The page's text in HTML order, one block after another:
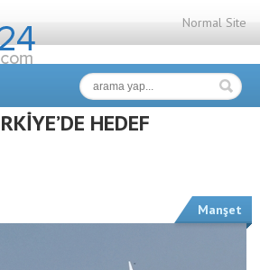
Normal Site
HEDEF
Manşet